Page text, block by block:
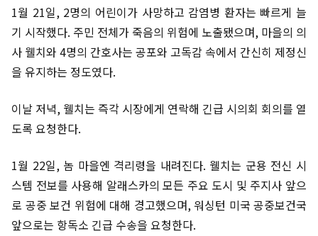
1월 21일, 2명의 어린이가 사망하고 감염병 환자는 빠르게 늘
기 시작했다. 주민 전체가 죽음의 위험에 노출됐으며, 마을의 의
사 웰치와 4명의 간호사는 공포와 고독감 속에서 간신히 제정신
을 유지하는 정도였다.
이날 저녁, 웰치는 즉각 시장에게 연락해 긴급 시의회 회의를 열
도록 요청한다.
1월 22일, 놈 마을엔 격리령을 내려진다. 웰치는 군용 전신 시
스템 전보를 사용해 알래스카의 모든 주요 도시 및 주지사 앞으
로 공중 보건 위험에 대해 경고했으며, 워싱턴 미국 공중보건국
앞으로는 항독소 긴급 수송을 요청한다.